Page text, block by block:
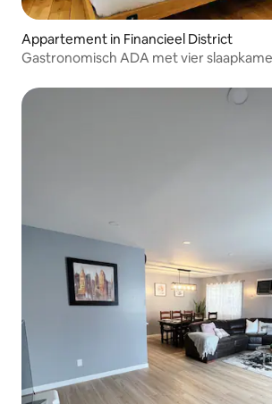
Appartement in Financieel District
Gastronomisch ADA met vier